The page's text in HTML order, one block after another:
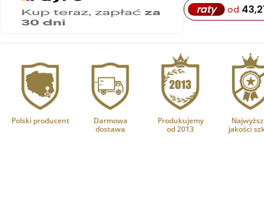
raty od
Polski producent
Darmowa
dostawa
Produkujemy
od 2013
jakości